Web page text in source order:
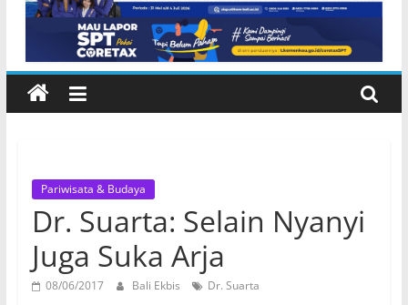
Pariwisata & Budaya
Dr. Suarta: Selain Nyanyi
Juga Suka Arja
08/06/2017 Bali Ekbis Dr. Suarta